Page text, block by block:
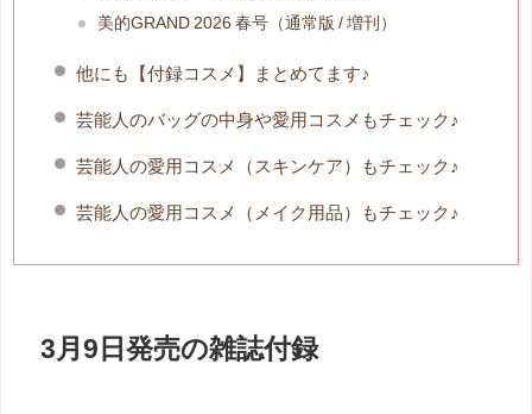
美的GRAND 2026 春号（通常版 / 増刊）
他にも【付録コスメ】まとめてます♪
芸能人のバッグの中身や愛用コスメもチェック♪
芸能人の愛用コスメ（スキンケア）もチェック♪
芸能人の愛用コスメ（メイク用品）もチェック♪
3月9日発売の雑誌付録